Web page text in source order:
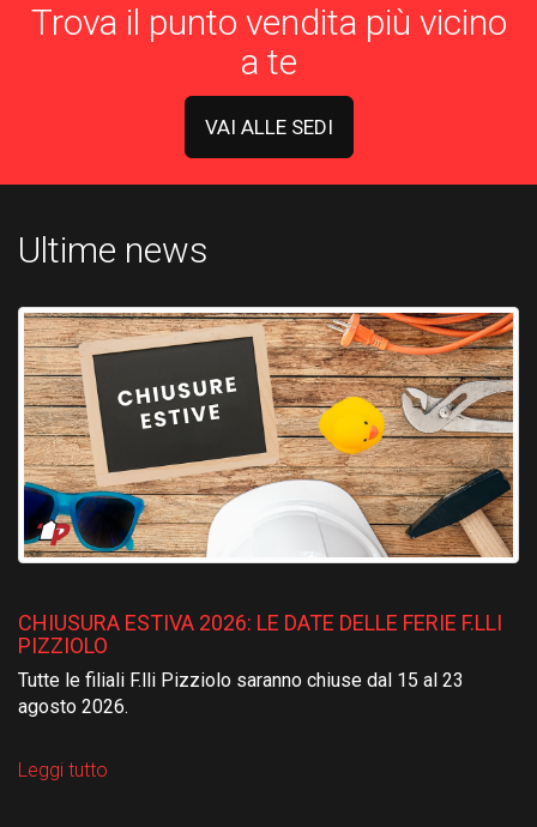
Trova il punto vendita più vicino
a te
VAI ALLE SEDI
Ultime news
CHIUSURA ESTIVA 2026: LE DATE DELLE FERIE F.LLI
PIZZIOLO
Tutte le filiali F.lli Pizziolo saranno chiuse dal 15 al 23
agosto 2026.
Leggi tutto